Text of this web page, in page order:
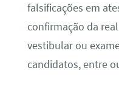
falsificações em
confirmação da
vestibular ou
candidatos, entre